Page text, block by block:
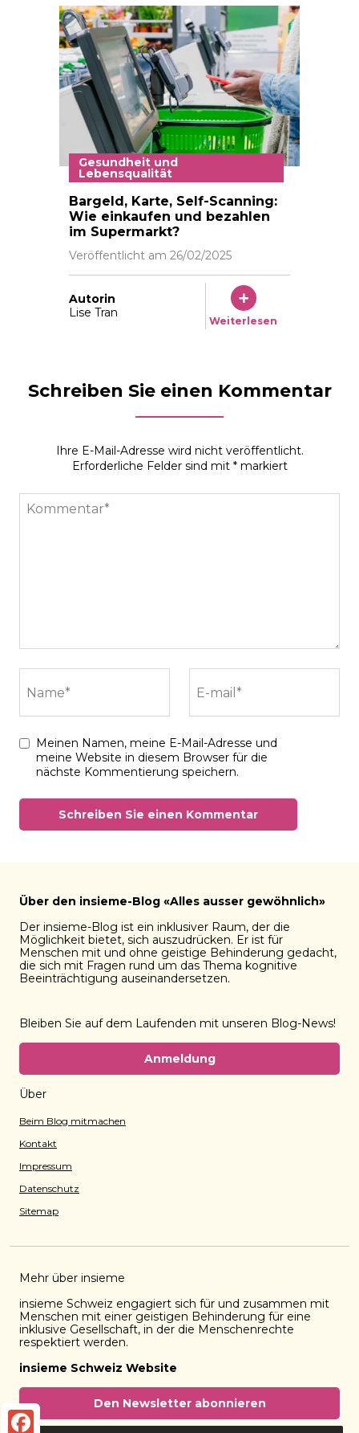
Black male person in warm denim jacket uses
Gesundheit und
Lebensqualität
Bargeld, Karte, Self-Scanning:
Wie einkaufen und bezahlen
im Supermarkt?
Veröffentlicht am 26/02/2025
Autorin
Lise Tran
Weiterlesen
Schreiben Sie einen Kommentar
Ihre E-Mail-Adresse wird nicht veröffentlicht.
Erforderliche Felder sind mit *markiert
Kommentar*
Meinen Namen, meine E-Mail-Adresse und
meine Website in diesem Browser für die
nächste Kommentierung speichern.
Über den insieme-Blog «Alles ausser gewöhnlich»
Der insieme-Blog ist ein inklusiver Raum, der die
Möglichkeit bietet, sich auszudrücken. Er ist für
Menschen mit und ohne geistige Behinderung gedacht,
die sich mit Fragen rund um das Thema kognitive
Beeinträchtigung auseinandersetzen.
Bleiben Sie auf dem Laufenden mit unseren Blog-News!
Anmeldung
Über
Beim Blog mitmachen
Kontakt
Impressum
Datenschutz
Sitemap
Mehr über insieme
insieme Schweiz engagiert sich für und zusammen mit
Menschen mit einer geistigen Behinderung für eine
inklusive Gesellschaft, in der die Menschenrechte
respektiert werden.
insieme Schweiz Website
Den Newsletter abonnieren